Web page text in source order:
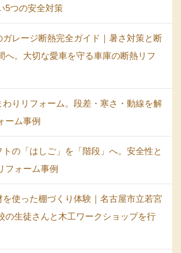
5つの安全対策
ガレージ断熱完全ガイド｜暑さ対策と断
へ。大切な愛車を守る車庫の断熱リフ
わりリフォーム。段差・寒さ・動線を解
ーム事例
トの「はしご」を「階段」へ。安全性と
フォーム事例
を使った棚づくり体験｜名古屋市立若宮
の生徒さんと木工ワークショップを行